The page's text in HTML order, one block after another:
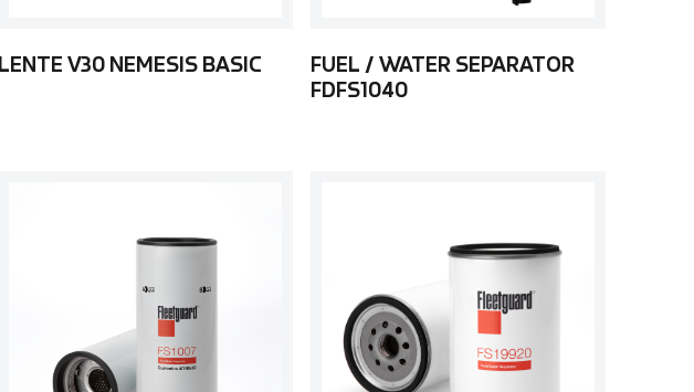
LENTE V30 NEMESIS BASIC
FUEL / WATER SEPARATOR
FDFS1040